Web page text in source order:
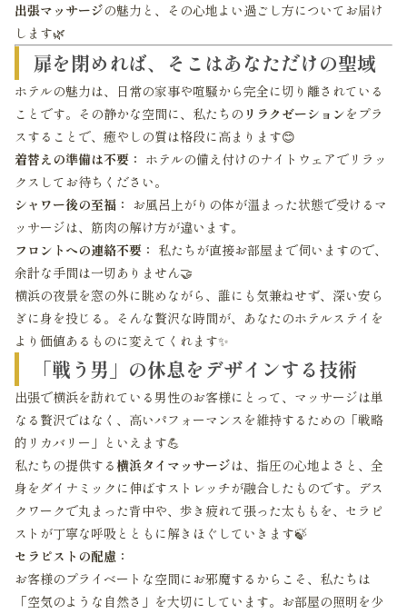
出張マッサージの魅力と、その心地よい過ごし方についてお届け
します🌿
扉を閉めれば、そこはあなただけの聖域
ホテルの魅力は、日常の家事や喧騒から完全に切り離されている
ことです。その静かな空間に、私たちの リラクゼーションをプラ
スすることで、癒やしの質は格段に高まります😊
着替えの準備は不要： ホテルの備え付けのナイトウェアでリラッ
クスしてお待ちください。
シャワー後の至福： お風呂上がりの体が温まった状態で受けるマ
ッサージは、筋肉の解け方が違います。
フロントへの連絡不要： 私たちが直接お部屋まで伺いますので、
余計な手間は一切ありません🤝
横浜の夜景を窓の外に眺めながら、誰にも気兼ねせず、深い安ら
ぎに身を投じる。そんな贅沢な時間が、あなたのホテルステイを
より価値あるものに変えてくれます✨
「戦う男」の休息をデザインする技術
出張で横浜を訪れている男性のお客様にとって、マッサージは単
なる贅沢ではなく、高いパフォーマンスを維持するための「戦略
的リカバリー」といえます💪
私たちの提供する横浜タイマッサージは、指圧の心地よさと、全
身をダイナミックに伸ばすストレッチが融合したものです。デス
クワークで丸まった背中や、歩き疲れて張った太ももを、セラピ
ストが丁寧な呼吸とともに解きほぐしていきます🍃
セラピストの配慮：
お客様のプライベートな空間にお邪魔するからこそ、私たちは
「空気のような自然さ」を大切にしています。お部屋の照明を少